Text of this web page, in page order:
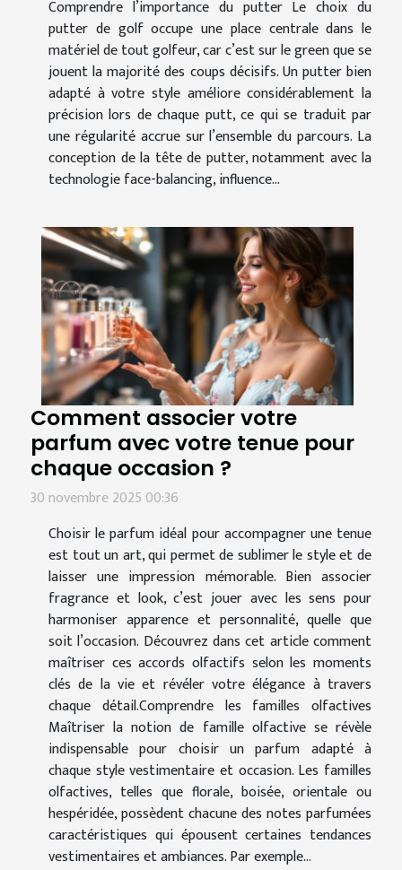
Comprendre l’importance du putter Le choix du
putter de golf occupe une place centrale dans le
matériel de tout golfeur, car c’est sur le green que se
jouent la majorité des coups décisifs. Un putter bien
adapté à votre style améliore considérablement la
précision lors de chaque putt, ce qui se traduit par
une régularité accrue sur l’ensemble du parcours. La
conception de la tête de putter, notamment avec la
technologie face-balancing, influence...
Comment associer votre
parfum avec votre tenue pour
chaque occasion ?
30 novembre 2025 00:36
Choisir le parfum idéal pour accompagner une tenue
est tout un art, qui permet de sublimer le style et de
laisser une impression mémorable. Bien associer
fragrance et look, c’est jouer avec les sens pour
harmoniser apparence et personnalité, quelle que
soit l’occasion. Découvrez dans cet article comment
maîtriser ces accords olfactifs selon les moments
clés de la vie et révéler votre élégance à travers
chaque détail.Comprendre les familles olfactives
Maîtriser la notion de famille olfactive se révèle
indispensable pour choisir un parfum adapté à
chaque style vestimentaire et occasion. Les familles
olfactives, telles que florale, boisée, orientale ou
hespéridée, possèdent chacune des notes parfumées
caractéristiques qui épousent certaines tendances
vestimentaires et ambiances. Par exemple...